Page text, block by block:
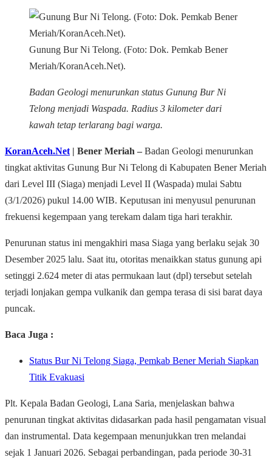
Gunung Bur Ni Telong. (Foto: Dok. Pemkab Bener
Meriah/KoranAceh.Net).
Badan Geologi menurunkan status Gunung Bur Ni
Telong menjadi Waspada. Radius 3 kilometer dari
kawah tetap terlarang bagi warga.
KoranAceh.Net | Bener Meriah – Badan Geologi menurunkan
tingkat aktivitas Gunung Bur Ni Telong di Kabupaten Bener Meriah
dari Level III (Siaga) menjadi Level II (Waspada) mulai Sabtu
(3/1/2026) pukul 14.00 WIB. Keputusan ini menyusul penurunan
frekuensi kegempaan yang terekam dalam tiga hari terakhir.
Penurunan status ini mengakhiri masa Siaga yang berlaku sejak 30
Desember 2025 lalu. Saat itu, otoritas menaikkan status gunung api
setinggi 2.624 meter di atas permukaan laut (dpl) tersebut setelah
terjadi lonjakan gempa vulkanik dan gempa terasa di sisi barat daya
puncak.
Baca Juga :
Status Bur Ni Telong Siaga, Pemkab Bener Meriah Siapkan
Titik Evakuasi
Plt. Kepala Badan Geologi, Lana Saria, menjelaskan bahwa
penurunan tingkat aktivitas didasarkan pada hasil pengamatan visual
dan instrumental. Data kegempaan menunjukkan tren melandai
sejak 1 Januari 2026. Sebagai perbandingan, pada periode 30-31